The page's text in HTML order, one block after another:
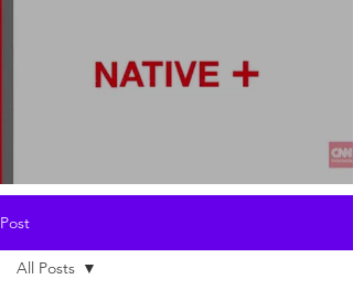
Post
All Posts